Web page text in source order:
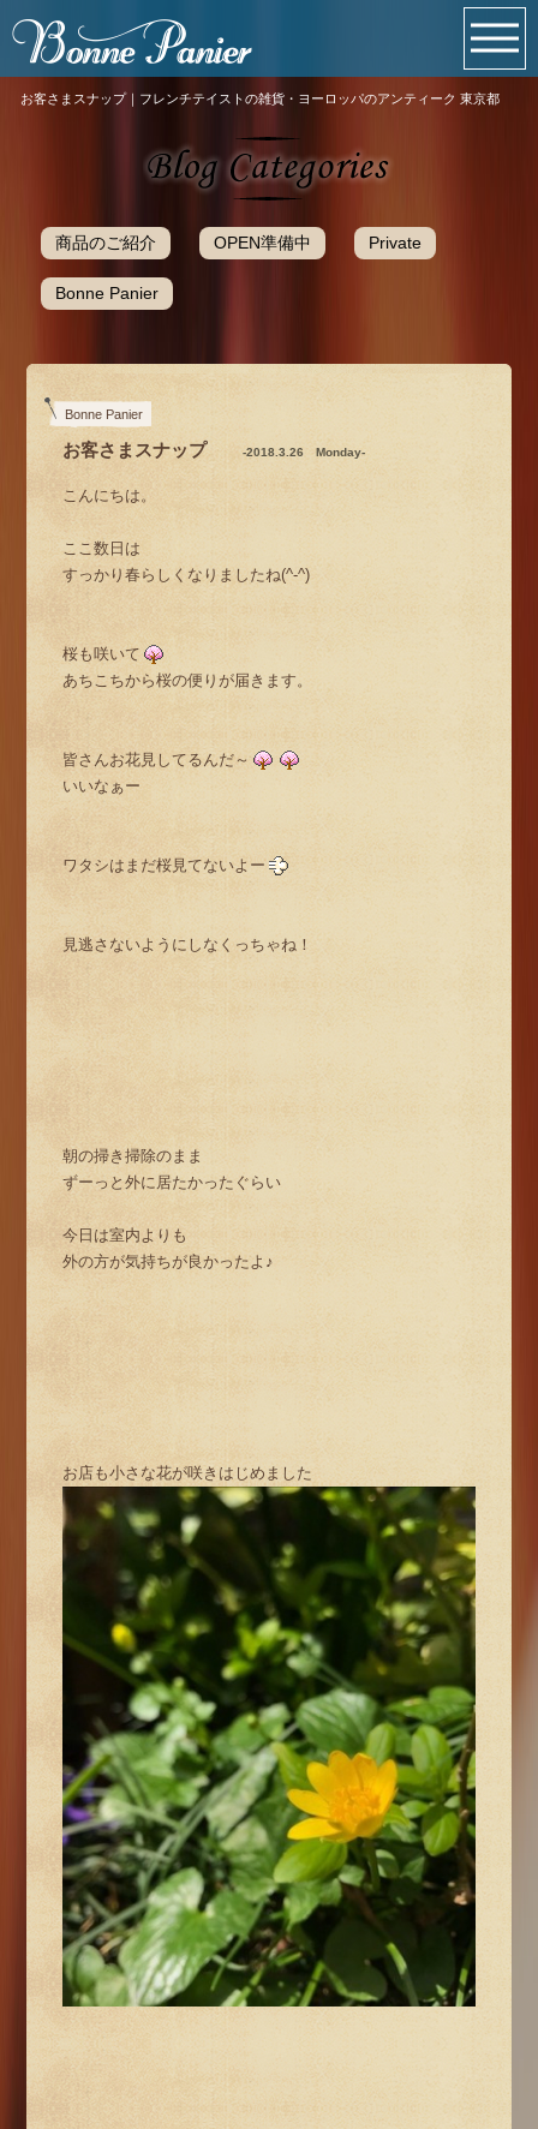
お客さまスナップ｜フレンチテイストの雑貨・ヨーロッパのアンティーク 東京都
商品のご紹介 OPEN準備中 Private
Bonne Panier
Bonne Panier
お客さまスナップ -2018.3.26 Monday-
こんにちは。
ここ数日は
すっかり春らしくなりましたね(^-^)
桜も咲いて
あちこちから桜の便りが届きます。
皆さんお花見してるんだ～
いいなぁー
ワタシはまだ桜見てないよー
見逃さないようにしなくっちゃね！
朝の掃き掃除のまま
ずーっと外に居たかったぐらい
今日は室内よりも
外の方が気持ちが良かったよ♪
お店も小さな花が咲きはじめました